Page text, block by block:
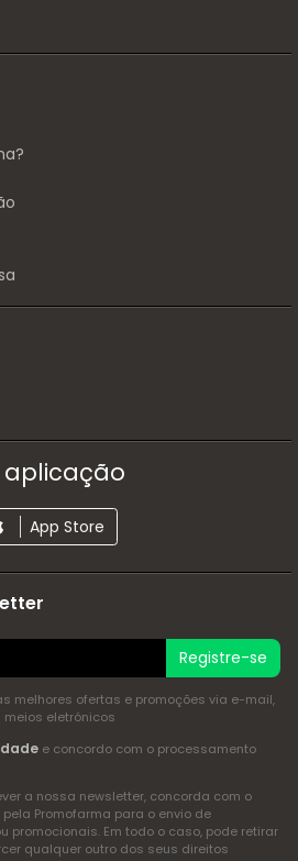
aplicação
App Store
Registre-se
melhores ofertas e promoções via e-mail,
meios eletrónicos
e concordo com o processamento
a nossa newsletter, concorda com o
Promofarma para o envio de
promocionais. Em todo o caso, pode retirar
qualquer outro dos seus direitos